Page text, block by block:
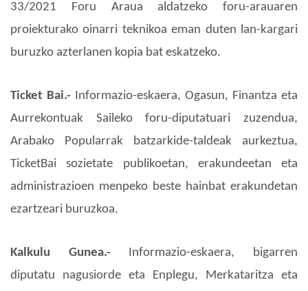
33/2021 Foru Araua aldatzeko foru-arauaren
proiekturako oinarri teknikoa eman duten lan-kargari
buruzko azterlanen kopia bat eskatzeko.
Ticket Bai.- Informazio-eskaera, Ogasun, Finantza eta
Aurrekontuak Saileko foru-diputatuari zuzendua,
Arabako Popularrak batzarkide-taldeak aurkeztua,
TicketBai sozietate publikoetan, erakundeetan eta
administrazioen menpeko beste hainbat erakundetan
ezartzeari buruzkoa.
Kalkulu Gunea.- Informazio-eskaera, bigarren
diputatu nagusiorde eta Enplegu, Merkataritza eta